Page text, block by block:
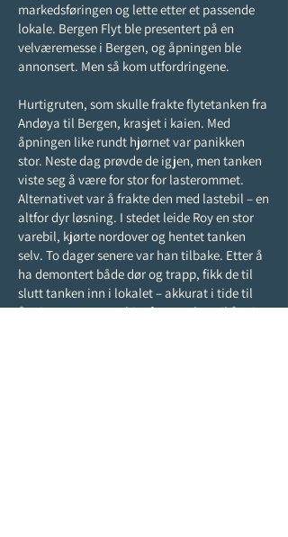
markedsføringen og lette etter et passende
lokale. Bergen Flyt ble presentert på en
velværemesse i Bergen, og åpningen ble
annonsert. Men så kom utfordringene.
Hurtigruten, som skulle frakte flytetanken fra
Andøya til Bergen, krasjet i kaien. Med
åpningen like rundt hjørnet var panikken
stor. Neste dag prøvde de igjen, men tanken
viste seg å være for stor for lasterommet.
Alternativet var å frakte den med lastebil – en
altfor dyr løsning. I stedet leide Roy en stor
varebil, kjørte nordover og hentet tanken
selv. To dager senere var han tilbake. Etter å
ha demontert både dør og trapp, fikk de til
slutt tanken inn i lokalet – akkurat i tide til
åpningen. Fra Joachim fant tanken til åpning